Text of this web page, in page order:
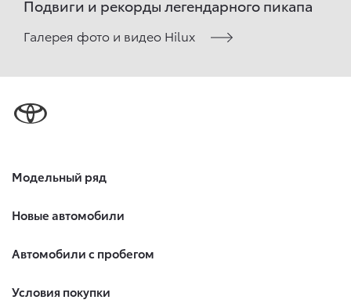
Подвиги и рекорды легендарного пикапа
Галерея фото и видео Hilux
Модельный ряд
Новые автомобили
Автомобили с пробегом
Условия покупки